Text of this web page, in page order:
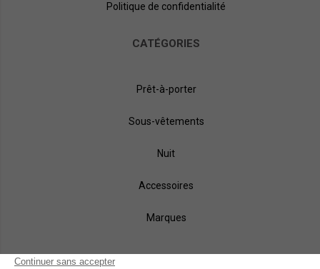
Politique de confidentialité
CATÉGORIES
Prêt-à-porter
Sous-vêtements
Nuit
Accessoires
Marques
NOS MÉTHODES DE PAIEMENT